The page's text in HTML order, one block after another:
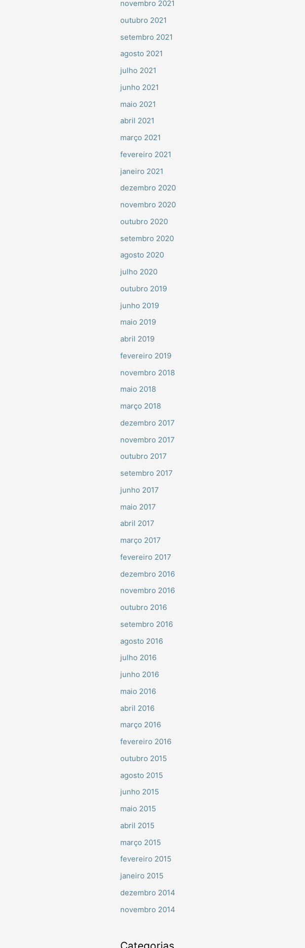
novembro 2021
outubro 2021
setembro 2021
agosto 2021
julho 2021
junho 2021
maio 2021
abril 2021
março 2021
fevereiro 2021
janeiro 2021
dezembro 2020
novembro 2020
outubro 2020
setembro 2020
agosto 2020
julho 2020
outubro 2019
junho 2019
maio 2019
abril 2019
fevereiro 2019
novembro 2018
maio 2018
março 2018
dezembro 2017
novembro 2017
outubro 2017
setembro 2017
junho 2017
maio 2017
abril 2017
março 2017
fevereiro 2017
dezembro 2016
novembro 2016
outubro 2016
setembro 2016
agosto 2016
julho 2016
junho 2016
maio 2016
abril 2016
março 2016
fevereiro 2016
outubro 2015
agosto 2015
junho 2015
maio 2015
abril 2015
março 2015
fevereiro 2015
janeiro 2015
dezembro 2014
novembro 2014